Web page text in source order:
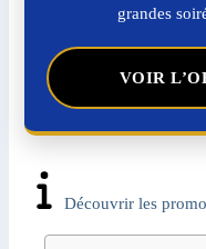
grandes
VOIR
Découvrir les